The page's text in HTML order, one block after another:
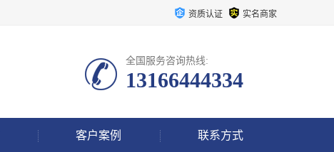
资质认证 实名商家
全国服务咨询热线:
13166444334
客户案例 联系方式